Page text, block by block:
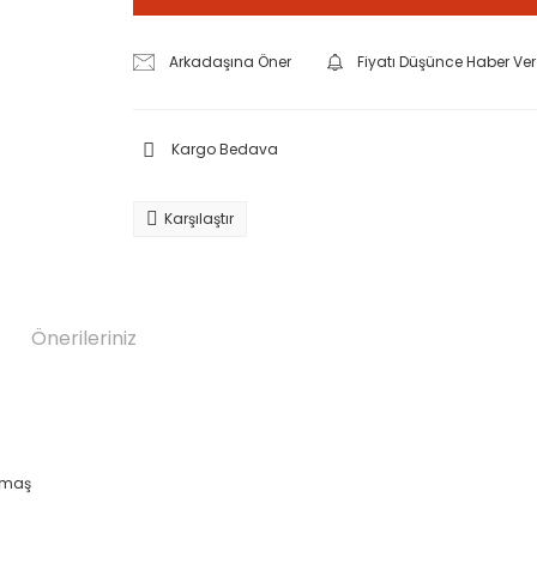
Arkadaşına Öner Fiyatı Düşünce Haber Ver
Kargo Bedava
Karşılaştır
Önerileriniz